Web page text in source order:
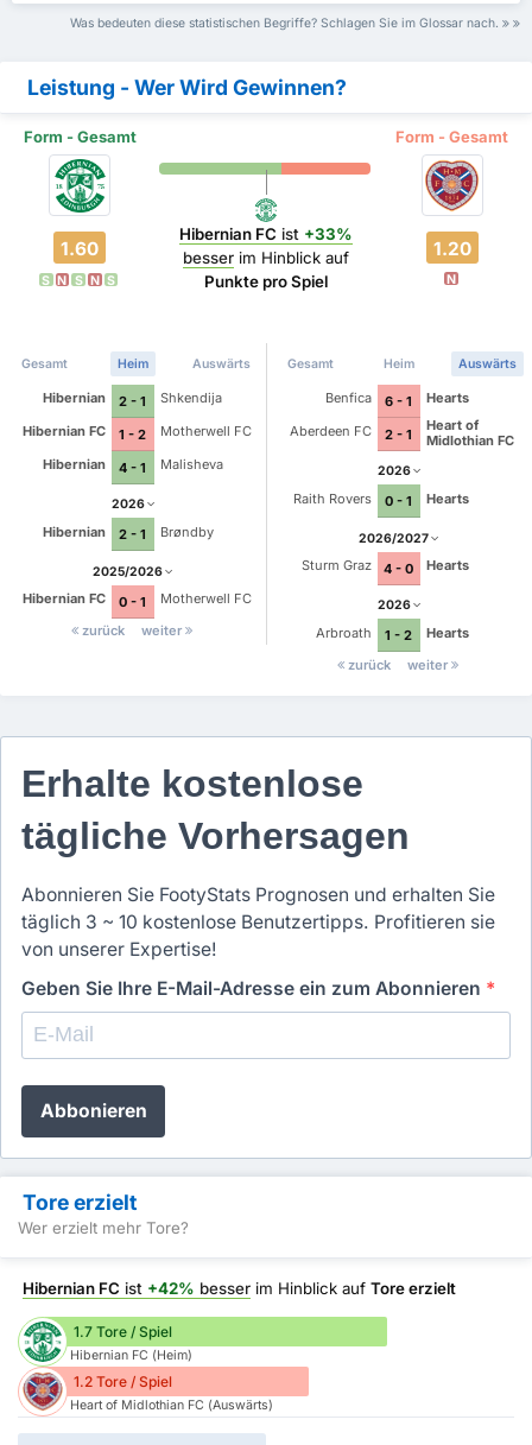
Was bedeuten diese statistischen Begriffe? Schlagen Sie im Glossar nach.
Leistung - Wer Wird Gewinnen?
Form - Gesamt Form - Gesamt
1.60
S N S N S
Hibernian FC ist +33%
besserim Hinblick auf
Punkte pro Spiel
1.20
N
Gesamt Heim Auswärts
Hibernian 2 - 1
Shkendija
Hibernian FC
1 - 2
Motherwell FC
Hibernian
4 - 1 Malisheva
2026
Hibernian 2 - 1 Brøndby
2025/2026
Hibernian FC 0 - 1
Motherwell FC
zurück
weiter
Gesamt Heim Auswärts
Benfica 6 - 1
Hearts
Aberdeen FC
2 - 1
Heart of
Midlothian FC
2026
Raith Rovers 0 - 1 Hearts
2026/2027
Sturm Graz 4 - 0 Hearts
2026
Arbroath 1 - 2
Hearts
zurück
weiter
Erhalte kostenlose
tägliche Vorhersagen
Abonnieren Sie FootyStats Prognosen und erhalten Sie
täglich 3 ~ 10 kostenlose Benutzertipps. Profitieren sie
von unserer Expertise!
Geben Sie Ihre E-Mail-Adresse ein zum Abonnieren *
Abbonieren
Tore erzielt
Wer erzielt mehr Tore?
Hibernian FC ist +42% besser im Hinblick auf Tore erzielt
1.7 Tore / Spiel
Hibernian FC (Heim)
1.2 Tore / Spiel
Heart of Midlothian FC (Auswärts)